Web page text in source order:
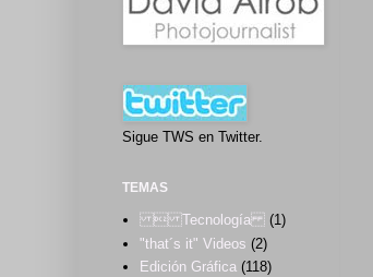
Sigue TWS en Twitter.
TEMAS
 Tecnología (1)
"that´s it" Videos (2)
Edición Gráfica (118)